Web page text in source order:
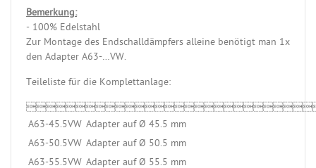
Bemerkung:
- 100% Edelstahl
Zur Montage des Endschalldämpfers alleine benötigt man 1x
den Adapter A63-…VW.
Teileliste für die Komplettanlage:
A63-45.5VW Adapter auf Ø 45.5 mm
A63-50.5VW Adapter auf Ø 50.5 mm
A63-55.5VW Adapter auf Ø 55.5 mm